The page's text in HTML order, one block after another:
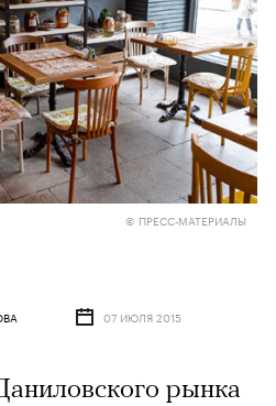
© ПРЕСС-МАТЕРИАЛЫ
07 ИЮЛЯ 2015
рынка